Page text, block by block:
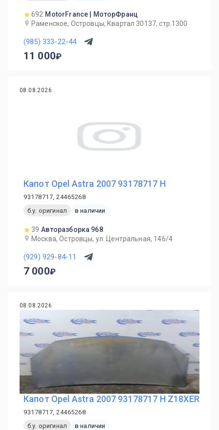
692 MotorFrance | МоторФранц
Раменское, Островцы, Квартал 30137, стр.1300
(985) 333-22-44
11 000
08.08.2026
Капот Opel Astra 2007 93178717 H
93178717, 24465268
б.у. оригинал
в наличии
39 Авторазборка 968
Москва, Островцы, ул. Центральная, 146/4
(929) 929-84-11
7 000
08.08.2026
Капот Opel Astra 2007 93178717 H Z18XER
93178717, 24465268
б.у. оригинал
в наличии